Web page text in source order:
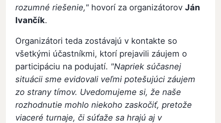
rozumné riešenie," hovorí za organizátorovJán
Ivančík.
Organizátori teda zostávajú v kontakte so
všetkými účastníkmi, ktorí prejavili záujem o
participáciu na podujatí. "Napriek súčasnej
situácii sme evidovali veľmi potešujúci záujem
zo strany tímov. Uvedomujeme si, že naše
rozhodnutie mohlo niekoho zaskočiť, pretože
viaceré turnaje, či súťaže sa hrajú aj v